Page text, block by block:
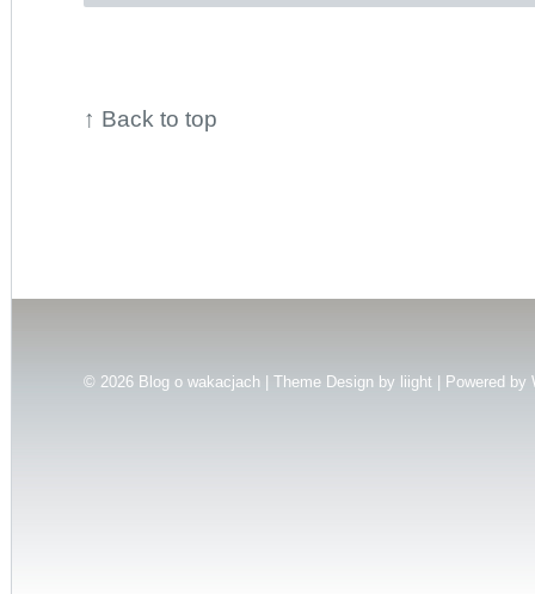
↑ Back to top
© 2026 Blog o wakacjach | Theme Design by liight | Powered by